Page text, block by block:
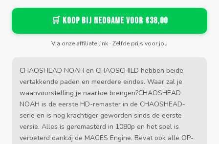
🛒 Koop bij Nedgame voor €38,00
Via onze affiliate link · Zelfde prijs voor jou
CHAOSHEAD NOAH en CHAOSCHILD hebben beide
vertakkende paden en meerdere eindes. Waar zal je
waanvoorstelling je naartoe brengen?CHAOSHEAD
NOAH is de eerste HD-remaster in de CHAOSHEAD-
serie en is nog krachtiger geworden sinds de eerste
versie. Alles is geremasterd in 1080p en het spel is
verbeterd dankzij de MAGES Engine. Bevat ook alle OP-